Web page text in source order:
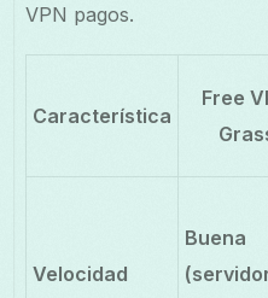
VPN pagos.
Característica
Free
Velocidad
Buena